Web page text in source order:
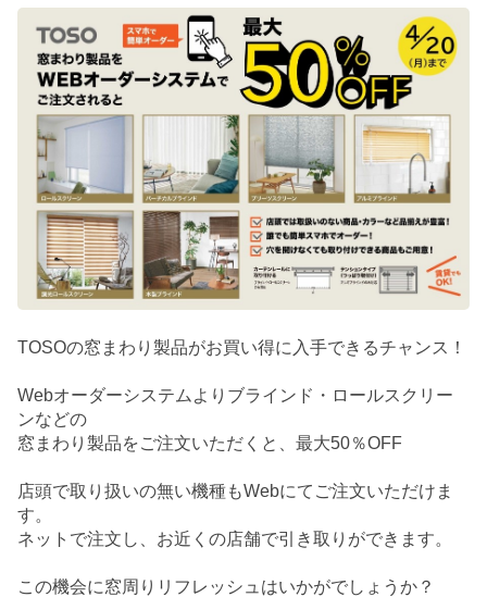
TOSOの窓まわり製品がお買い得に入手できるチャンス！
Webオーダーシステムよりブラインド・ロールスクリー
ンなどの
窓まわり製品をご注文いただくと、最大50％OFF
店頭で取り扱いの無い機種もWebにてご注文いただけま
す。
ネットで注文し、お近くの店舗で引き取りができます。
この機会に窓周りリフレッシュはいかがでしょうか？